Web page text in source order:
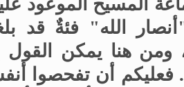
المسيح الموعود عليه
الله" فئةٌ قد
ومن هنا يمكن القول
فعليكم أن تفحصوا